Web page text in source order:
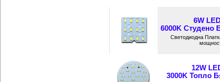
6W
6000K Студено
Светодиодна
12W
3000K Топло